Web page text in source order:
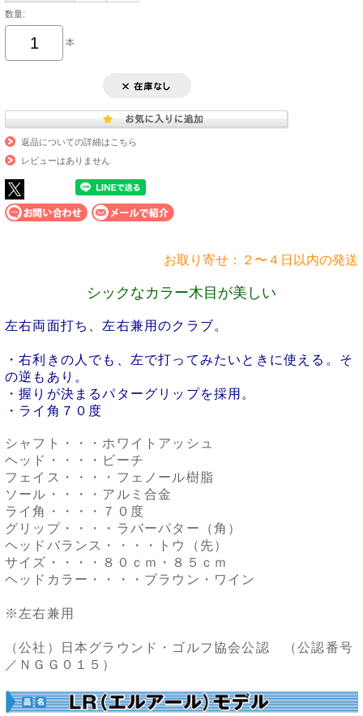
数量:
本
返品についての詳細はこちら
レビューはありません
お取り寄せ：２〜４日以内の発送
シックなカラー木目が美しい
左右両面打ち、左右兼用のクラブ。
・右利きの人でも、左で打ってみたいときに使える。そ
の逆もあり。
・握りが決まるパターグリップを採用。
・ライ角７０度
シャフト・・・ホワイトアッシュ
ヘッド・・・・ビーチ
フェイス・・・・フェノール樹脂
ソール・・・・アルミ合金
ライ角・・・・７０度
グリップ・・・・ラバーパター（角）
ヘッドバランス・・・・トウ（先）
サイズ・・・・８０ｃｍ・８５ｃｍ
ヘッドカラー・・・・ブラウン・ワイン
※左右兼用
（公社）日本グラウンド・ゴルフ協会公認 （公認番号
／ＮＧＧ０１５）